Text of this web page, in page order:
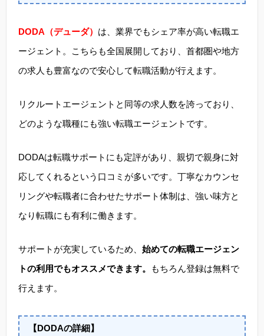
DODA（デューダ） は、業界でもシェア率が高い転職エ
ージェント。こちらも全国展開しており、首都圏や地方
の求人も豊富なので安心して転職活動が行えます。
リクルートエージェントと同等の求人数を誇っており、
どのような職種にも強い転職エージェントです。
DODAは転職サポートにも定評があり、親切で親身に対
応してくれるという口コミが多いです。丁寧なカウンセ
リングや転職者に合わせたサポート体制は、強い味方と
なり転職にも有利に働きます。
サポートが充実しているため、 始めての転職エージェン
トの利用でもオススメできます。
もちろん登録は無料で
行えます。
【DODAの詳細】